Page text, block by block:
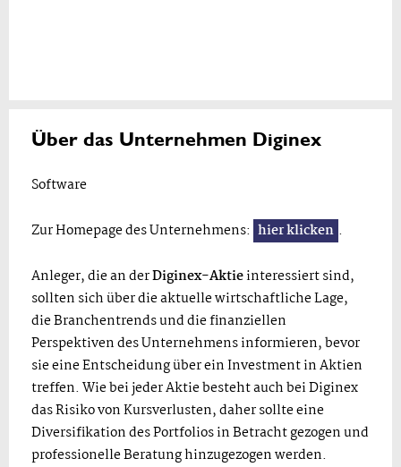
Über das Unternehmen Diginex
Software
Zur Homepage des Unternehmens: hier klicken .
Anleger, die an derDiginex-Aktieinteressiert sind,
sollten sich über die aktuelle wirtschaftliche Lage,
die Branchentrends und die finanziellen
Perspektiven des Unternehmens informieren, bevor
sie eine Entscheidung über ein Investment in Aktien
treffen. Wie bei jeder Aktie besteht auch bei Diginex
das Risiko von Kursverlusten, daher sollte eine
Diversifikation des Portfolios in Betracht gezogen und
professionelle Beratung hinzugezogen werden.